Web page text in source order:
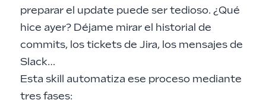
preparar el update puede ser tedioso. ¿Qué
hice ayer? Déjame mirar el historial de
commits, los tickets de Jira, los mensajes de
Slack…
Esta skill automatiza ese proceso mediante
tres fases: